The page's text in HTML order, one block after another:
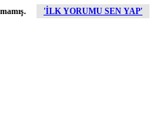
'İLK YORUMU SEN YAP'